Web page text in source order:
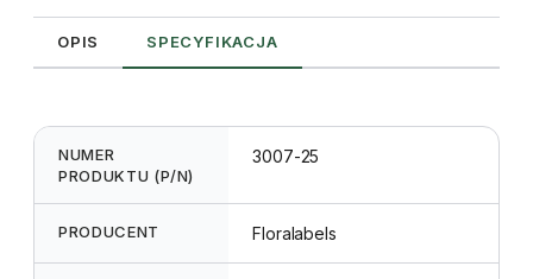
OPIS SPECYFIKACJA
NUMER
PRODUKTU (P/N)
3007-25
PRODUCENT Floralabels